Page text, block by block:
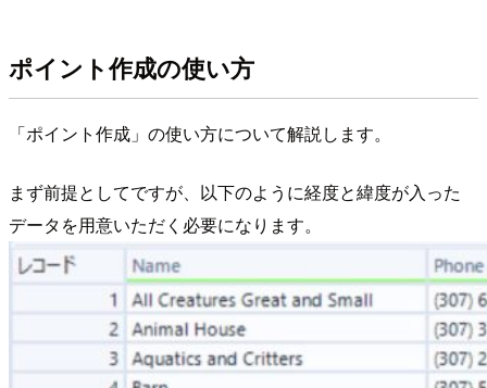
ポイント作成の使い方
「ポイント作成」の使い方について解説します。
まず前提としてですが、以下のように経度と緯度が入った
データを用意いただく必要になります。